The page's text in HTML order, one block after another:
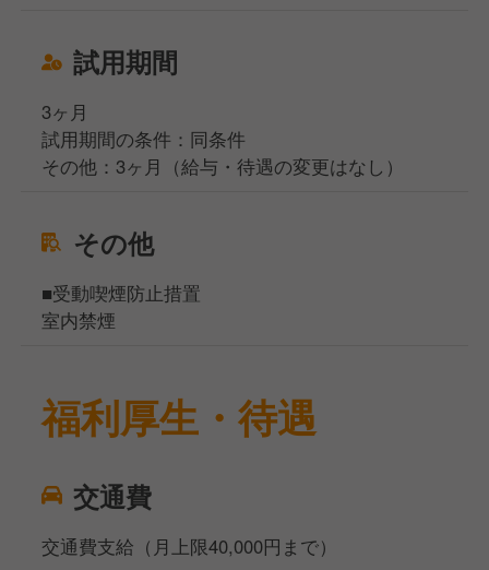
試用期間
3ヶ月
試用期間の条件：同条件
その他：3ヶ月（給与・待遇の変更はなし）
その他
■受動喫煙防止措置
室内禁煙
福利厚生・待遇
交通費
交通費支給（月上限40,000円まで）